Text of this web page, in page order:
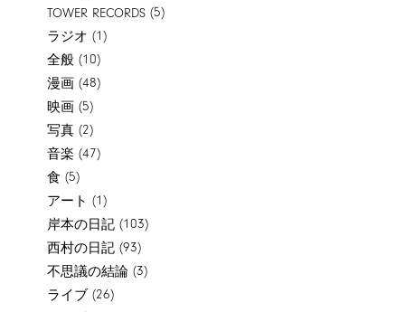
TOWER RECORDS(5)
ラジオ (1)
全般(10)
漫画(48)
映画(5)
写真(2)
音楽 (47)
食 (5)
アート (1)
岸本の日記(103)
西村の日記(93)
不思議の結論(3)
ライブ(26)